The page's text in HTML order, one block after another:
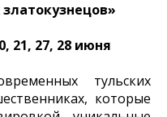
21, 27, 28 июня
тульских
которые